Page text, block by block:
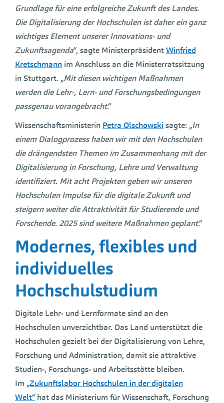
Grundlage für eine erfolgreiche Zukunft des Landes.
Die Digitalisierung der Hochschulen ist daher ein ganz
wichtiges Element unserer Innovations- und
Zukunftsagenda“, sagte MinisterpräsidentWinfried
Kretschmann im Anschluss an die Ministerratssitzung
in Stuttgart. „Mit diesen wichtigen Maßnahmen
werden die Lehr-, Lern- und Forschungsbedingungen
passgenau vorangebracht.“
Wissenschaftsministerin Petra Olschowski sagte: „In
einem Dialogprozess haben wir mit den Hochschulen
die drängendsten Themen im Zusammenhang mit der
Digitalisierung in Forschung, Lehre und Verwaltung
identifiziert. Mit acht Projekten geben wir unseren
Hochschulen Impulse für die digitale Zukunft und
steigern weiter die Attraktivität für Studierende und
Forschende. 2025 sind weitere Maßnahmen geplant.“
Modernes, flexibles und
individuelles
Hochschulstudium
Digitale Lehr- und Lernformate sind an den
Hochschulen unverzichtbar. Das Land unterstützt die
Hochschulen gezielt bei der Digitalisierung von Lehre,
Forschung und Administration, damit sie attraktive
Studien-, Forschungs- und Arbeitsstätte bleiben.
Im „Zukunftslabor Hochschulen in der digitalen
Welt“ hat das Ministerium für Wissenschaft, Forschung